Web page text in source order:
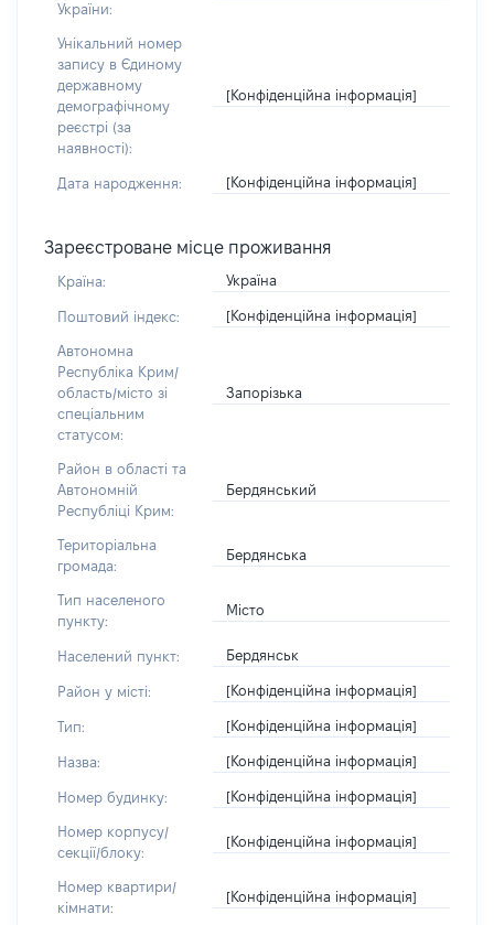
України:
Унікальний номер
запису в Єдиному
державному
демографічному
реєстрі (за
наявності):
[Конфіденційна інформація]
Дата народження: [Конфіденційна інформація]
Зареєстроване місце проживання
Країна: Україна
Поштовий індекс: [Конфіденційна інформація]
Автономна
Республіка Крим/
область/місто зі
спеціальним
статусом:
Запорізька
Район в області та
Автономній
Республіці Крим:
Бердянський
Територіальна
громада:
Бердянська
Тип населеного
пункту:
Місто
Населений пункт: Бердянськ
Район у місті: [Конфіденційна інформація]
Тип: [Конфіденційна інформація]
Назва: [Конфіденційна інформація]
Номер будинку: [Конфіденційна інформація]
Номер корпусу/
секції/блоку:
[Конфіденційна інформація]
Номер квартири/
кімнати:
[Конфіденційна інформація]